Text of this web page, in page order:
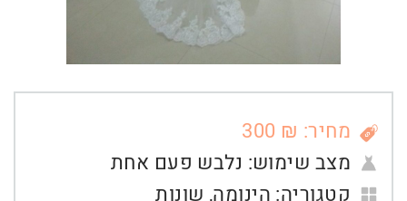
מחיר: ₪ 300
מצב שימוש: נלבש פעם אחת
קטגוריה: הינומה, שונות